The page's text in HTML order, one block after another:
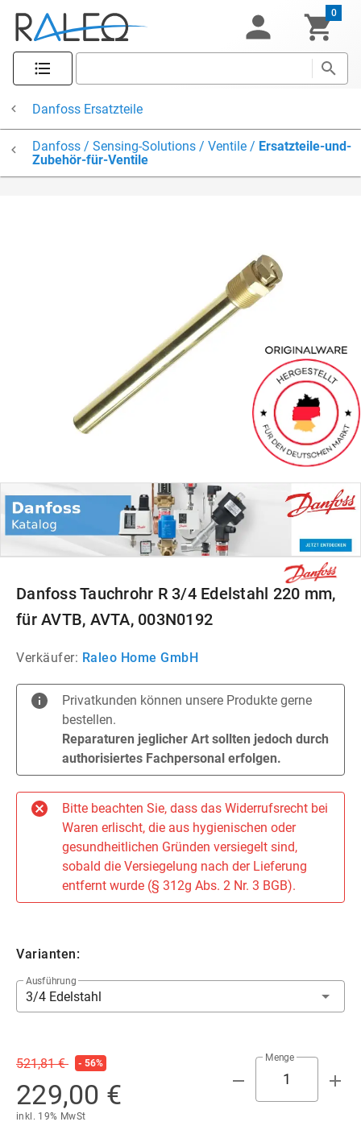
0
Danfoss Ersatzteile
Danfoss / Sensing-Solutions / Ventile / Ersatzteile-und-
Zubehör-für-Ventile
Danfoss Tauchrohr R 3/4 Edelstahl 220 mm,
für AVTB, AVTA, 003N0192
Verkäufer: Raleo Home GmbH
Privatkunden können unsere Produkte gerne
bestellen.
Reparaturen jeglicher Art sollten jedoch durch
authorisiertes Fachpersonal erfolgen.
Bitte beachten Sie, dass das Widerrufsrecht bei
Waren erlischt, die aus hygienischen oder
gesundheitlichen Gründen versiegelt sind,
sobald die Versiegelung nach der Lieferung
entfernt wurde (§ 312g Abs. 2 Nr. 3 BGB).
Varianten:
Ausführung
3/4 Edelstahl
521,81 € - 56%
229,00 €
inkl. 19% MwSt
Menge